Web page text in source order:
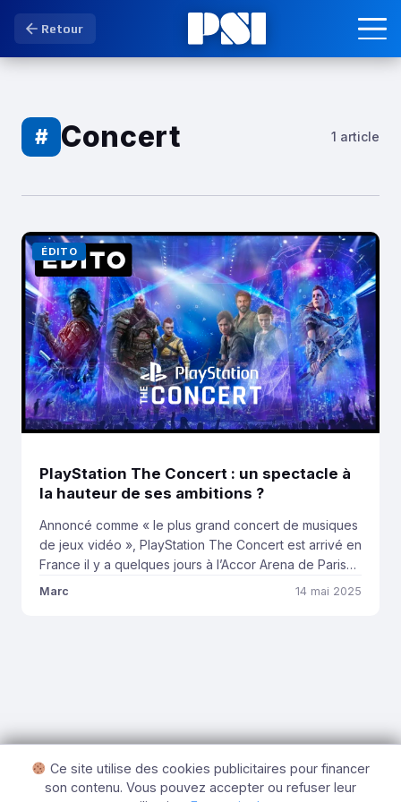
Retour
# Concert 1 article
ÉDITO
PlayStation The Concert : un spectacle à
la hauteur de ses ambitions ?
Annoncé comme « le plus grand concert de musiques
de jeux vidéo », PlayStation The Concert est arrivé en
France il y a quelques jours à l’Accor Arena de Paris
pour un événement musical inédit. Première dans le
Marc 14 mai 2025
Ce site utilise des cookies publicitaires pour financer
son contenu. Vous pouvez accepter ou refuser leur